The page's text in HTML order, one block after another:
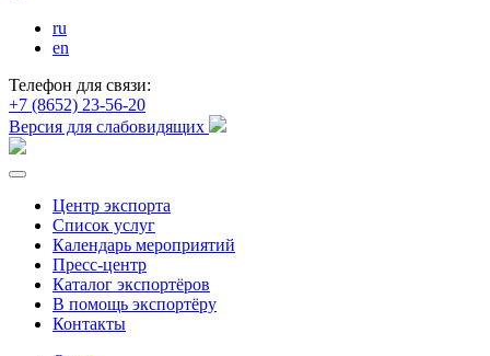
ru
en
Телефон для связи:
+7 (8652) 23-56-20
Версия для слабовидящих
Центр экспорта
Список услуг
Календарь мероприятий
Пресс-центр
Каталог экспортёров
В помощь экспортёру
Контакты